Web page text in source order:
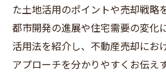
た土地活用のポイントや売却戦略
都市開発の進展や住宅需要の変化
活用法を紹介し、不動産売却にお
アプローチを分かりやすくお伝え